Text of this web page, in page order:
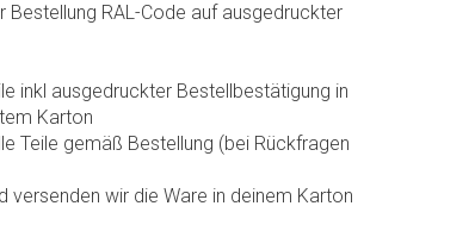
Bestellung RAL-Code auf ausgedruckter
inkl ausgedruckter Bestellbestätigung in
Karton
Teile gemäß Bestellung (bei Rückfragen
versenden wir die Ware in deinem Karton